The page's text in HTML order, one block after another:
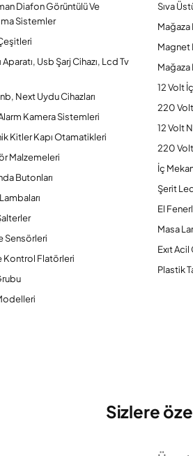
Diafon Görüntülü Ve
Sistemler
Aparatı, Usb Şarj Cihazı, Lcd Tv
Next Uydu Cihazları
Alarm Kamera Sistemleri
Kitler Kapı Otamatikleri
Malzemeleri
Butonları
Sensörleri
Kontrol Flatörleri
Sıva
Mağaza
Magnet
Mağaza
12 Volt
220
12 Volt
220
İç
Şerit
El
Masa
Exıt Acil
Plastik
Sizlere